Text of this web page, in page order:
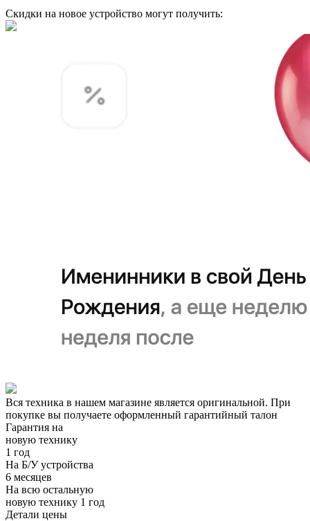
Скидки на новое устройство могут получить:
Вся техника в нашем магазине является оригинальной. При
покупке вы получаете оформленный гарантийный талон
Гарантия на
новую технику
1 год
На Б/У устройства
6 месяцев
На всю остальную
новую технику 1 год
Детали цены